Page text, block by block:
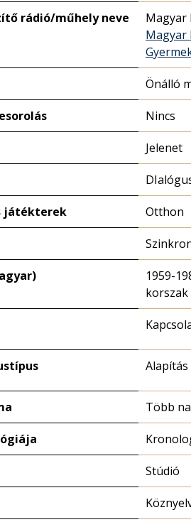
rádió/műhely neve
Magyar
Magyar
Önálló
Nincs
Jelenet
játékterek Otthon
1959-
korszak
Alapítás
Több
Stúdió